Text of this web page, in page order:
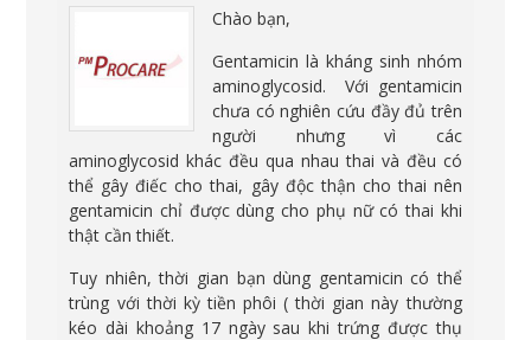
Chào bạn,
Gentamicin là kháng sinh nhóm
aminoglycosid. Với gentamicin
chưa có nghiên cứu đầy đủ trên
người nhưng vì các
aminoglycosid khác đều qua nhau thai và đều có
thể gây điếc cho thai, gây độc thận cho thai nên
gentamicin chỉ được dùng cho phụ nữ có thai khi
thật cần thiết.
Tuy nhiên, thời gian bạn dùng gentamicin có thể
trùng với thời kỳ tiền phôi ( thời gian này thường
kéo dài khoảng 17 ngày sau khi trứng được thụ